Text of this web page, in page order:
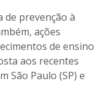
prevenção à
ações
de ensino
aos recentes
São Paulo (SP) e